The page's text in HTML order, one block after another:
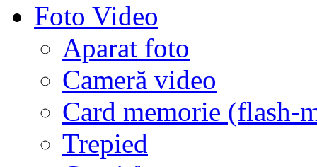
Foto Video
Aparat foto
Cameră video
Card memorie (flash-
Trepied